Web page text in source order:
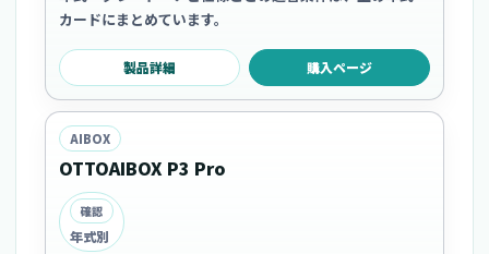
カードにまとめています。
製品詳細 購入ページ
AIBOX
OTTOAIBOX P3 Pro
確認
年式別